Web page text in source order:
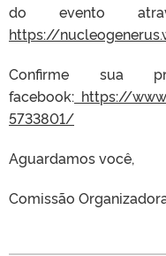
do evento
https://
Confirme sua
facebook: https://
5733801/
Aguardamos você,
Comissão